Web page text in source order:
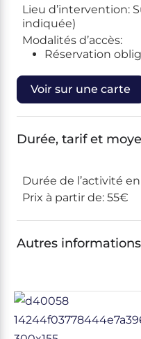
Lieu d’intervention:
indiquée)
Modalités d’accès:
Réservation
Voir sur une carte
Durée, tarif et
Durée de l’activité
Prix à partir de: 55€
Autres